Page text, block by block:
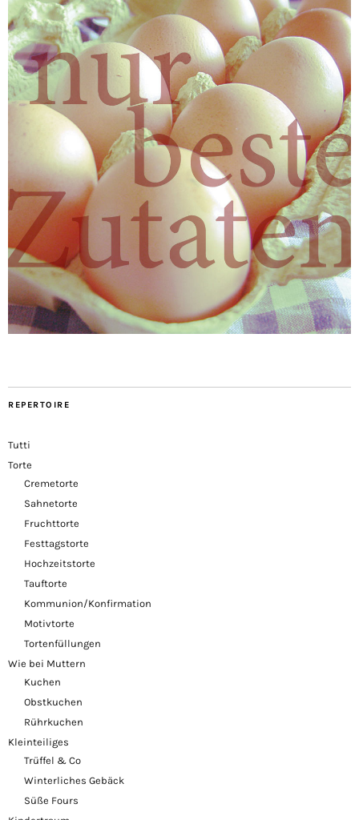
REPERTOIRE
Tutti
Torte
Cremetorte
Sahnetorte
Fruchttorte
Festtagstorte
Hochzeitstorte
Tauftorte
Kommunion/Konfirmation
Motivtorte
Tortenfüllungen
Wie bei Muttern
Kuchen
Obstkuchen
Rührkuchen
Kleinteiliges
Trüffel & Co
Winterliches Gebäck
Süße Fours